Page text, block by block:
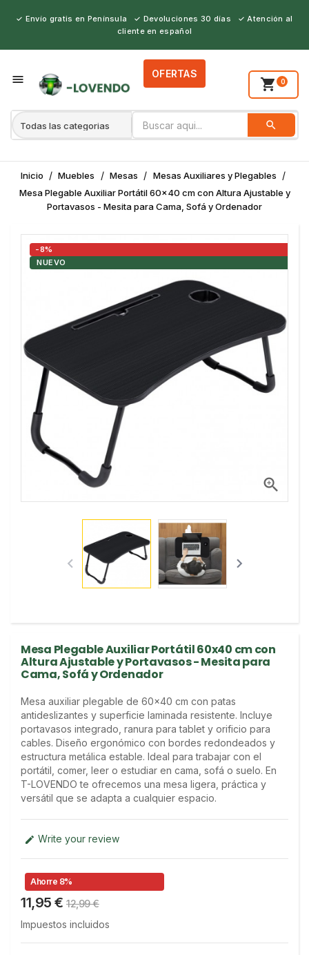
✓ Envío gratis en Península ✓ Devoluciones 30 días ✓ Atención al
cliente en español
 shopping_cart 0
OFERTAS
search
Inicio Muebles Mesas
Mesas Auxiliares y Plegables
Mesa Plegable Auxiliar Portátil 60x40 cm con Altura Ajustable y
Portavasos - Mesita para Cama, Sofá y Ordenador

-8%
NUEVO
 
Mesa Plegable Auxiliar Portátil 60x40 cm con
Altura Ajustable y Portavasos - Mesita para
Cama, Sofá y Ordenador
Mesa auxiliar plegable de 60x40 cm con patas
antideslizantes y superficie laminada resistente. Incluye
portavasos integrado, ranura para tablet y orificio para
cables. Diseño ergonómico con bordes redondeados y
estructura metálica estable. Ideal para trabajar con el
portátil, comer, leer o estudiar en cama, sofá o suelo. En
T-LOVENDO te ofrecemos una mesa ligera, práctica y
versátil que se adapta a cualquier espacio.
 Write your review
Ahorre 8%
11,95 € 12,99 €
Impuestos incluidos